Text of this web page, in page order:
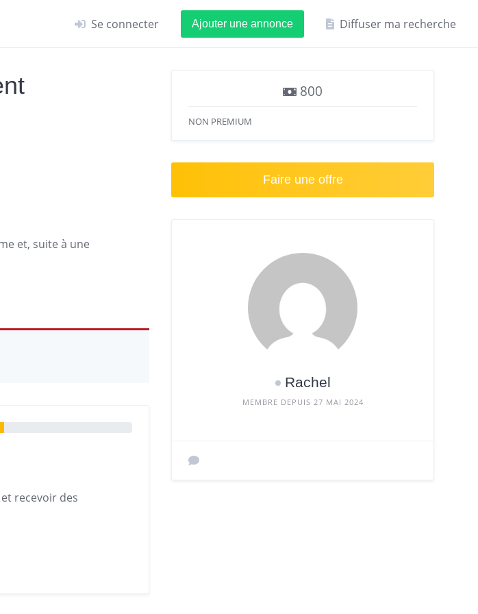
Se connecter Ajouter une annonce Diffuser ma recherche
et, suite à une
recevoir des
800
NON PREMIUM
Faire une offre
Rachel
MEMBRE DEPUIS 27 MAI 2024